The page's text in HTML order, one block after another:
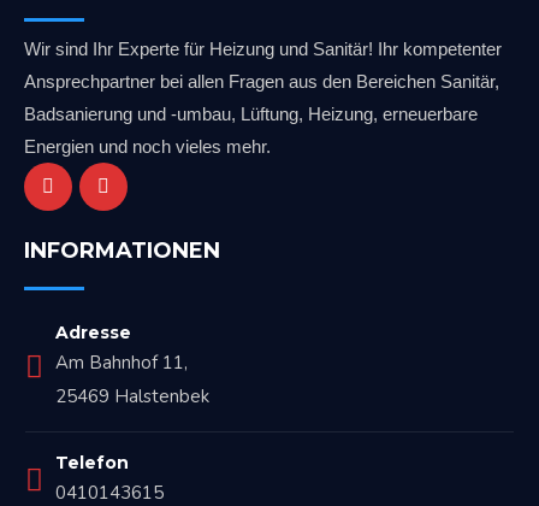
Wir sind Ihr Experte für Heizung und Sanitär! Ihr kompetenter
Ansprechpartner bei allen Fragen aus den Bereichen Sanitär,
Badsanierung und -umbau, Lüftung, Heizung, erneuerbare
Energien und noch vieles mehr.
INFORMATIONEN
Adresse
Am Bahnhof 11,
25469 Halstenbek
Telefon
0410143615